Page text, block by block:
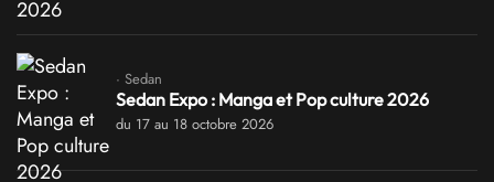
· Sedan
Sedan Expo : Manga et Pop culture 2026
du 17 au 18 octobre 2026